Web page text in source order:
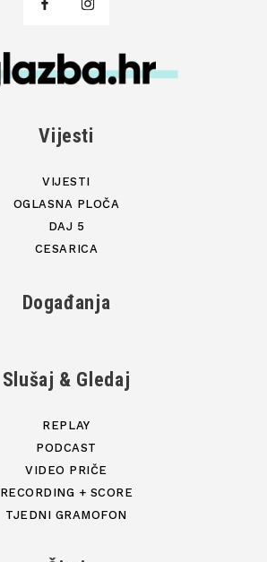
Vijesti
VIJESTI
OGLASNA PLOČA
DAJ 5
CESARICA
Događanja
Slušaj & Gledaj
REPLAY
PODCAST
VIDEO PRIČE
RECORDING + SCORE
TJEDNI GRAMOFON